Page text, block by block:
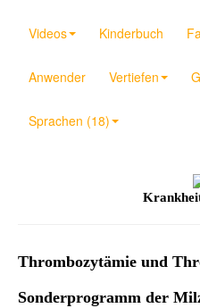
Videos Kinderbuch
Anwender Vertiefen
Sprachen (18)
Thrombozytämie und
Sonderprogramm der